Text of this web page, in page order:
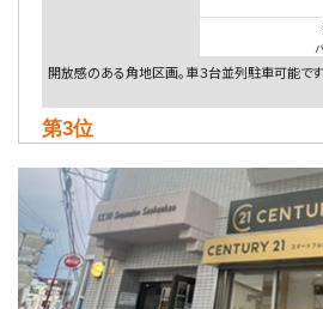
開放感のある角地区画。車３台並列駐車可能で
第3位
２０１５年６月築、積水ハウス施工住宅です。 南
第4位